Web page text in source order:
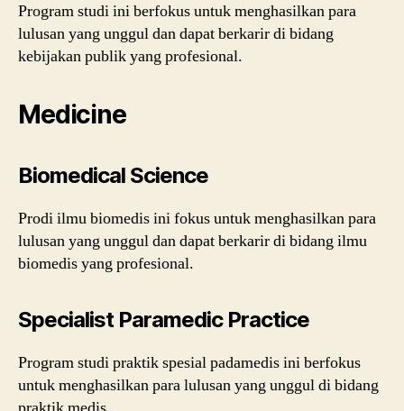
Program studi ini berfokus untuk menghasilkan para
lulusan yang unggul dan dapat berkarir di bidang
kebijakan publik yang profesional.
Medicine
Biomedical Science
Prodi ilmu biomedis ini fokus untuk menghasilkan para
lulusan yang unggul dan dapat berkarir di bidang ilmu
biomedis yang profesional.
Specialist Paramedic Practice
Program studi praktik spesial padamedis ini berfokus
untuk menghasilkan para lulusan yang unggul di bidang